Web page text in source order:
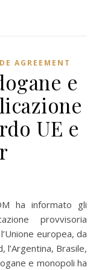
AGREEMENT
e
UE e
provvisoria
europea, da
l’Argentina, Brasile,
e monopoli ha